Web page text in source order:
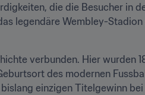
die die Besucher in
legendäre Wembley-
verbunden. Hier wurden
des modernen
einzigen Titelgewinn